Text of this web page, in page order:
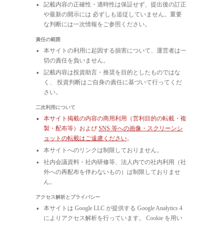
記載内容の正確性・適時性は保証せず、提出後の訂正
や最新の開示には 必ずしも追従していません。重要
な判断には一次情報をご参照ください。
責任の範囲
本サイトの利用に起因する損害について、運営者は一
切の責任を負いません。
記載内容は投資助言・推奨を目的としたものではな
く、 投資判断はご自身の責任に基づいて行ってくだ
さい。
二次利用について
本サイト掲載の内容の商用利用（営利目的の転載・複
製・配布等）および SNS 等への画像・スクリーンシ
ョットの転載はご遠慮ください。
本サイトへのリンクは制限しておりません。
社内会議資料・社内研修等、法人内での社内利用（社
外への再配布を伴わないもの）は制限しておりませ
ん。
アクセス解析とプライバシー
本サイトは Google LLC が提供する Google Analytics 4
によりアクセス解析を行っています。 Cookie を用い